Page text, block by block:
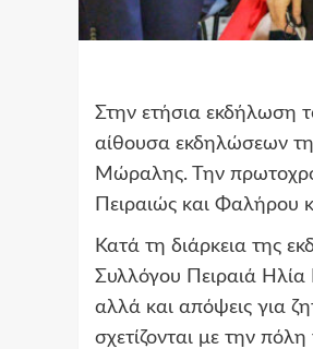
Στην ετήσια εκδήλωση
αίθουσα εκδηλώσεων
Μώραλης. Την
Πειραιώς και Φαλήρου
Κατά τη διάρκεια της
Συλλόγου Πειραιά Ηλία
αλλά και απόψεις για
σχετίζονται με την